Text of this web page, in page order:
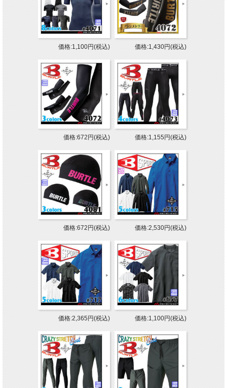
価格:1,100円(税込) 価格:1,430円(税込)
価格:672円(税込) 価格:1,155円(税込)
価格:672円(税込) 価格:2,530円(税込)
価格:2,365円(税込) 価格:1,100円(税込)